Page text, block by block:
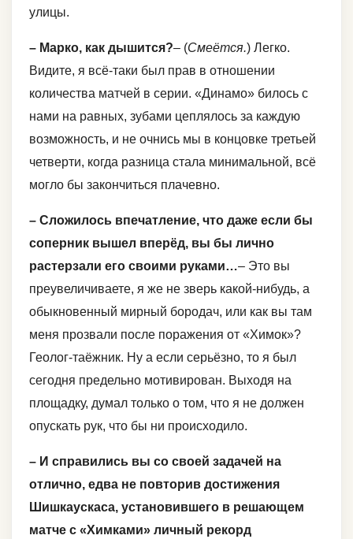
улицы.
– Марко, как дышится?– (Смеётся.) Легко.
Видите, я всё-таки был прав в отношении
количества матчей в серии. «Динамо» билось с
нами на равных, зубами цеплялось за каждую
возможность, и не очнись мы в концовке третьей
четверти, когда разница стала минимальной, всё
могло бы закончиться плачевно.
– Сложилось впечатление, что даже если бы
соперник вышел вперёд, вы бы лично
растерзали его своими руками…– Это вы
преувеличиваете, я же не зверь какой-нибудь, а
обыкновенный мирный бородач, или как вы там
меня прозвали после поражения от «Химок»?
Геолог-таёжник. Ну а если серьёзно, то я был
сегодня предельно мотивирован. Выходя на
площадку, думал только о том, что я не должен
опускать рук, что бы ни происходило.
– И справились вы со своей задачей на
отлично, едва не повторив достижения
Шишкаускаса, установившего в решающем
матче с «Химками» личный рекорд